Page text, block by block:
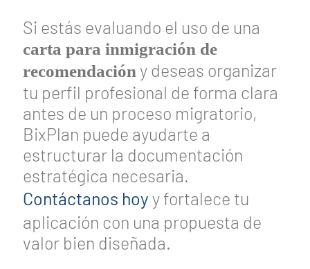
Si estás evaluando el uso de una
carta para inmigración de
recomendación y deseas organizar
tu perfil profesional de forma clara
antes de un proceso migratorio,
BixPlan puede ayudarte a
estructurar la documentación
estratégica necesaria.
Contáctanos hoy y fortalece tu
aplicación con una propuesta de
valor bien diseñada.